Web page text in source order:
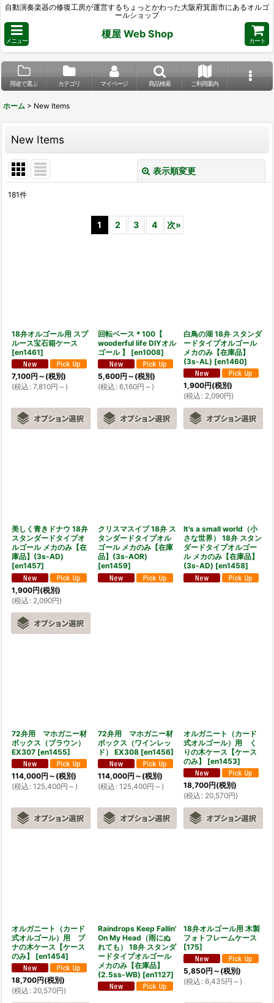
自動演奏楽器の修復工房が運営するちょっとかわった大阪府箕面市にあるオルゴ
ールショップ
メニュー
榎屋 Web Shop
カート
用途で選ぶ カテゴリ マイページ 商品検索 ご利用案内
ホーム > New Items
New Items
表示順変更
181件
1 2 3 4 次»
18弁オルゴール用 スプ
ルース宝石箱ケース
[en1461]
7,100円 ～ (税別)
(税込 : 7,810円 ～)
回転ベース＊100【
wooderful life DIYオル
ゴール 】
[en1008]
5,600円 ～ (税別)
(税込 : 6,160円 ～)
白鳥の湖 18弁 スタンダ
ードタイプオルゴール
メカのみ【在庫品】
(3s-AL) [en1460]
1,900円(税別)
(税込 : 2,090円)
美しく青きドナウ 18弁
スタンダードタイプオ
ルゴール メカのみ【在
庫品】(3s-AD)
[en1457]
1,900円(税別)
(税込 : 2,090円)
クリスマスイブ 18弁 ス
タンダードタイプオル
ゴール メカのみ【在庫
品】(3s-AOR)
[en1459]
It's a small world（小
さな世界） 18弁 スタン
ダードタイプオルゴー
ル メカのみ【在庫品】
(3s-AD) [en1458]
72弁用 マホガニー材
ボックス（ブラウン）
EX307 [en1455]
114,000円 ～ (税別)
(税込 : 125,400円 ～)
72弁用 マホガニー材
ボックス（ワインレッ
ド） EX308 [en1456]
114,000円 ～ (税別)
(税込 : 125,400円 ～)
オルガニート（カード
式オルゴール）用 く
りの木ケース【ケース
のみ】
[en1453]
18,700円(税別)
(税込 : 20,570円)
オルガニート（カード
式オルゴール）用 ブ
ナの木ケース【ケース
のみ】
[en1454]
18,700円(税別)
(税込 : 20,570円)
Raindrops Keep Fallin'
On My Head（雨にぬ
れても） 18弁 スタンダ
ードタイプオルゴール
メカのみ【在庫品】
(2.5ss-WB) [en1127]
18弁オルゴール用 木製
フォトフレームケース
[175]
5,850円 ～ (税別)
(税込 : 6,435円 ～)